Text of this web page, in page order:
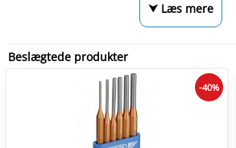
⮟ Læs mere
Beslægtede produkter
-40%